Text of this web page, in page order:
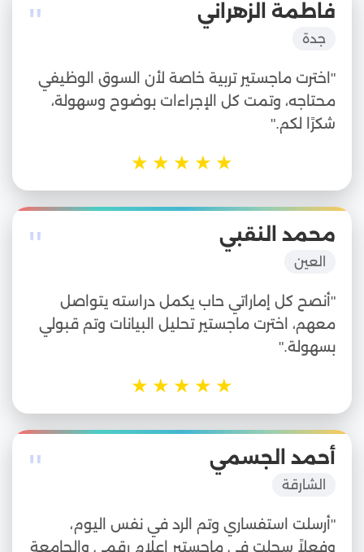
" فاطمة الزهراني
جدة
"اخترت ماجستير تربية خاصة لأن السوق الوظيفي
محتاجه، وتمت كل الإجراءات بوضوح وسهولة،
شكرًا لكم."
★
★
★
★
★
" محمد النقبي
العين
"أنصح كل إماراتي حاب يكمل دراسته يتواصل
معهم، اخترت ماجستير تحليل البيانات وتم قبولي
بسهولة."
★
★
★
★
★
" أحمد الجسمي
الشارقة
"أرسلت استفساري وتم الرد في نفس اليوم،
وفعلاً سجلت في ماجستير إعلام رقمي والجامعة